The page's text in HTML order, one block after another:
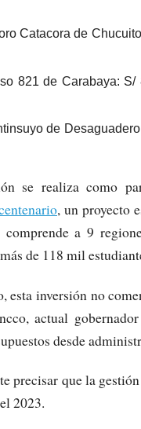
Catacora de
821 de Carabaya:
de
se realiza como
, un proyecto
a 9
de 118 mil
esta inversión no
actual
desde
precisar que la
2023.